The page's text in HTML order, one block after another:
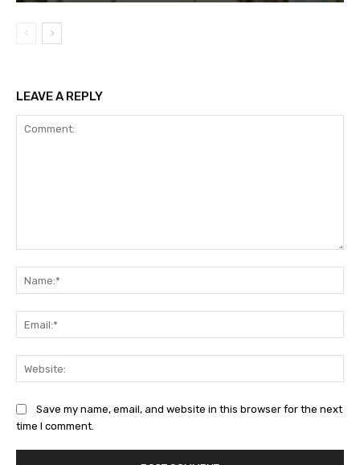
LEAVE A REPLY
Save my name, email, and website in this browser for the next
time I comment.